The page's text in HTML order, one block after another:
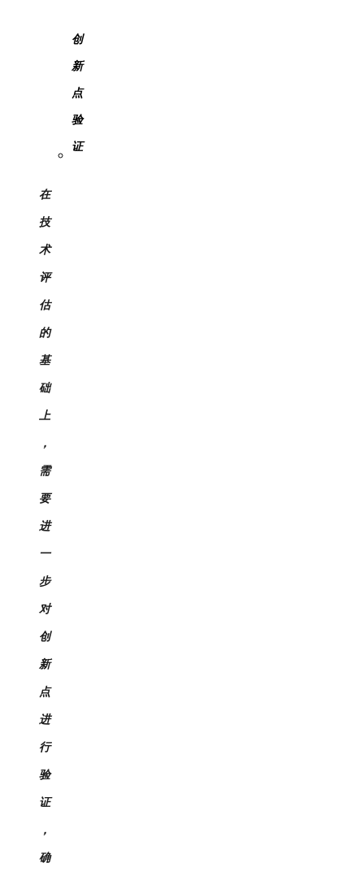
创
新
点
验
证
在
技
术
评
估
的
基
础
上
，
需
要
进
一
步
对
创
新
点
进
行
验
证
，
确